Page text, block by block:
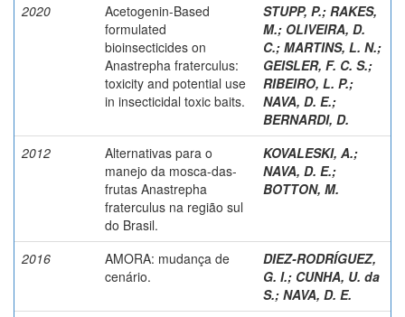
2020
Acetogenin-Based
formulated
bioinsecticides on
Anastrepha fraterculus:
toxicity and potential use
in insecticidal toxic baits.
STUPP, P.; RAKES,
M.; OLIVEIRA, D.
C.; MARTINS, L. N.;
GEISLER, F. C. S.;
RIBEIRO, L. P.;
NAVA, D. E.;
BERNARDI, D.
2012
Alternativas para o
manejo da mosca-das-
frutas Anastrepha
fraterculus na região sul
do Brasil.
KOVALESKI, A.;
NAVA, D. E.;
BOTTON, M.
2016
AMORA: mudança de
cenário.
DIEZ-RODRÍGUEZ,
G. I.; CUNHA, U. da
S.; NAVA, D. E.